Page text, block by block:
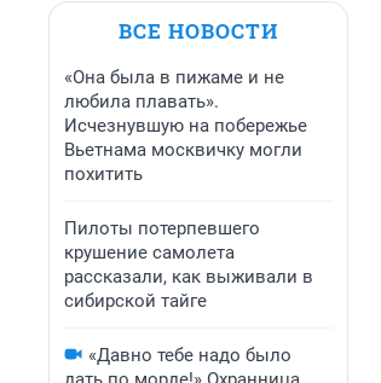
ВСЕ НОВОСТИ
«Она была в пижаме и не
любила плавать».
Исчезнувшую на побережье
Вьетнама москвичку могли
похитить
Пилоты потерпевшего
крушение самолета
рассказали, как выживали в
сибирской тайге
«Давно тебе надо было